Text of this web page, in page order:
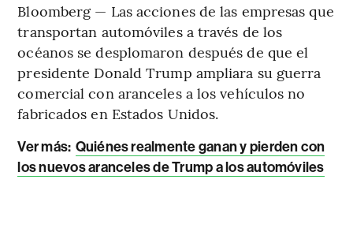
Bloomberg — Las acciones de las empresas que
transportan automóviles a través de los
océanos se desplomaron después de que el
presidente Donald Trump ampliara su guerra
comercial con aranceles a los vehículos no
fabricados en Estados Unidos.
Ver más: Quiénes realmente ganan y pierden con
los nuevos aranceles de Trump a los automóviles